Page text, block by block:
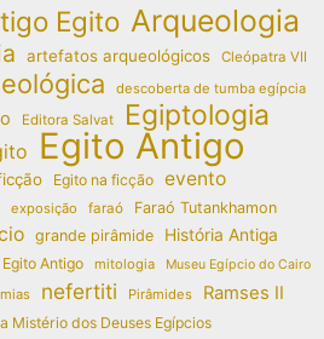
Egito Arqueologia
artefatos arqueológicos Cleópatra VII
descoberta de tumba egípcia
Editora Salvat Egiptologia
Egito Antigo
Egito na ficção evento
exposição faraó Faraó Tutankhamon
grande pirâmide
História Antiga
Antigo mitologia Museu Egípcio do Cairo
nefertiti Pirâmides Ramses II
Mistério dos Deuses Egípcios